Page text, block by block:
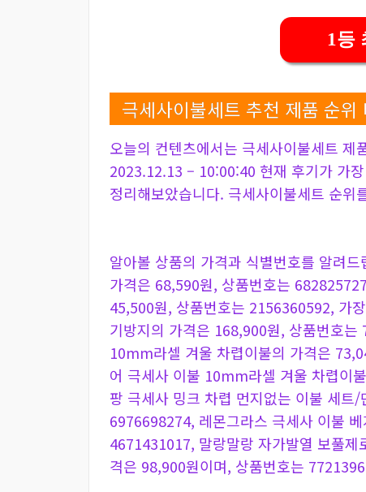
1등
극세사이불세트 추천 제품 순위
오늘의 컨텐츠에서는 극세사이불세트
2023.12.13 – 10:00:40 현재 후기가 가
정리해보았습니다. 극세사이불세트 순위
알아볼 상품의 가격과 식별번호를 알려
가격은 68,590원, 상품번호는
45,500원, 상품번호는 2156360592, 가
기방지의 가격은 168,900원, 상품번호
10mm라셀 겨울 차렵이불의 가격은
어 극세사 이불 10mm라셀 겨울 차렵이
팡 극세사 밍크 차렵 먼지없는 이불 세
6976698274, 레몬그라스 극세사 이불
4671431017, 말랑말랑 자가발열 보풀
격은 98,900원이며, 상품번호는